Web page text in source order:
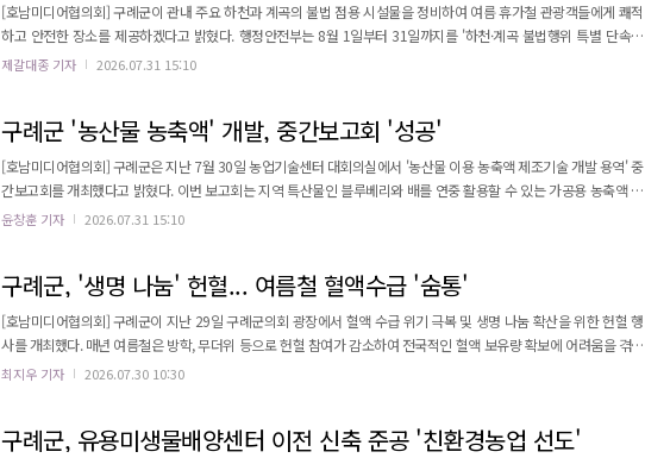
[호남미디어협의회] 구례군이 관내 주요 하천과 계곡의 불법 점용 시설물을 정비하여 여름 휴가철 관광객들에게 쾌적
하고 안전한 장소를 제공하겠다고 밝혔다. 행정안전부는 8월 1일부터 31일까지를 '하천·계곡 불법행위 특별 단속기
간'으로 지정, 운영한다. 이 기간 동안 지방자치단체와 함께 주말 위법행위를 점검하며, 하천 내 불법행위뿐 아니라 무
제갈대종 기자 2026.07.31 15:10
구례군 '농산물 농축액' 개발, 중간보고회 '성공'
[호남미디어협의회] 구례군은 지난 7월 30일 농업기술센터 대회의실에서 '농산물 이용 농축액 제조기술 개발 용역' 중
간보고회를 개최했다고 밝혔다. 이번 보고회는 지역 특산물인 블루베리와 배를 연중 활용할 수 있는 가공용 농축액 제
조기술 개발의 중간 성과를 공유하고, 관계자 의견을 수렴해 실효성 있는 결과물을 도출하고자 마련됐다. 보고회에는
윤창훈 기자 2026.07.31 15:10
구례군, '생명 나눔' 헌혈... 여름철 혈액수급 '숨통'
[호남미디어협의회] 구례군이 지난 29일 구례군의회 광장에서 혈액 수급 위기 극복 및 생명 나눔 확산을 위한 헌혈 행
사를 개최했다. 매년 여름철은 방학, 무더위 등으로 헌혈 참여가 감소하여 전국적인 혈액 보유량 확보에 어려움을 겪는
시기이다. 이번 행사는 혈액 수급 안정화에 기여하고 군민들의 자발적인 헌혈 참여를 확대하기 위해 마련됐다. 헌혈 가
최지우 기자 2026.07.30 10:30
구례군, 유용미생물배양센터 이전 신축 준공 '친환경농업 선도'